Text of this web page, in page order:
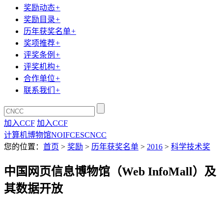
奖励动态+
奖励目录+
历年获奖名单+
奖项推荐+
评奖条例 +
评奖机构+
合作单位+
联系我们 +
加入CCF 加入CCF
计算机博物馆NOIFCESCNCC
您的位置： 首页 > 奖励 > 历年获奖名单 > 2016 > 科学技术奖
中国网页信息博物馆（Web InfoMall）及
其数据开放